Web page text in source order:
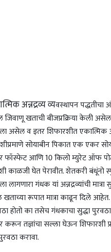
अन्नद्रव्य व्यवस्थापन
खताची बीजप्रक्रिया केली
असेल व इतर शिफारशीत एकात्मिक
सोयाबीन पिकात एक एकर
फॉस्फेट आणि 10 किलो म्युरेट ऑफ
काळजी घेत पेरावीत. शेतकरी बंधूंनो
गंधक यां अन्नद्रव्यांची मात्रा
रूपात मात्रा काढून दिले आहेत.
होतो का तसेच गंधकाचा सुद्धा
करून तज्ञांचा सल्ला घेऊन शिफारशी
करावा.